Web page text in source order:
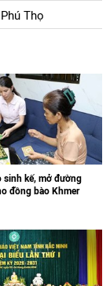
Phú Thọ
sinh kế, mở đường
đồng bào Khmer